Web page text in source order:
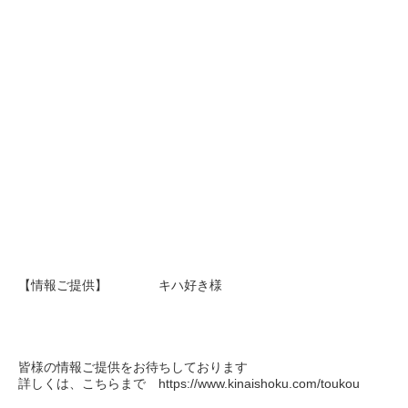
【情報ご提供】 キハ好き様
皆様の情報ご提供をお待ちしております
詳しくは、こちらまで https://www.kinaishoku.com/toukou